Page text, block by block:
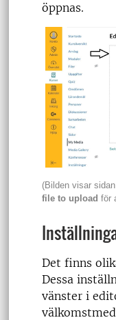
öppnas.
(Bilden visar sidan
file to upload för
Det finns
Dessa
vänster i